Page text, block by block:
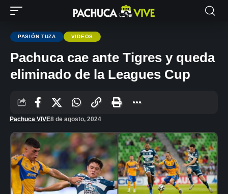
PASIÓN TUZA VIDEOS
Pachuca cae ante Tigres y queda
eliminado de la Leagues Cup
Pachuca VIVE8 de agosto, 2024